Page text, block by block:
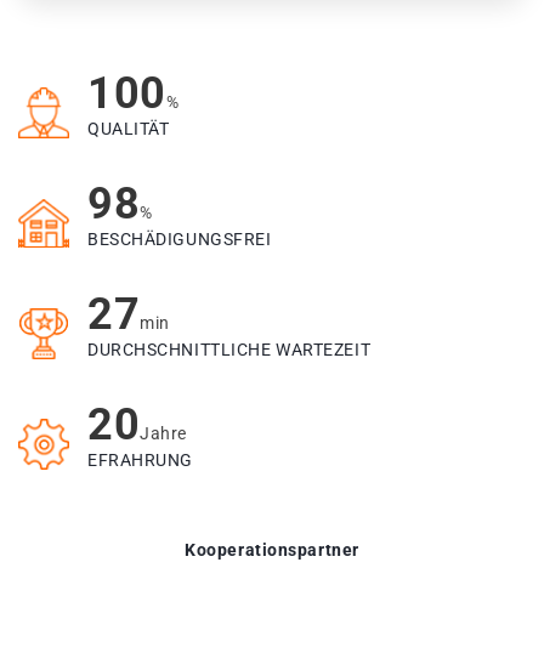
100%
QUALITÄT
98%
BESCHÄDIGUNGSFREI
27min
DURCHSCHNITTLICHE WARTEZEIT
20Jahre
EFRAHRUNG
Kooperationspartner